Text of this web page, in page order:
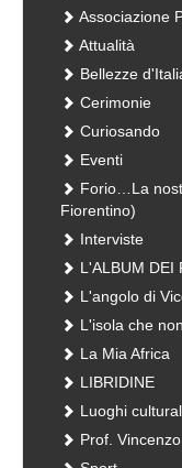
Associazione
Attualità
Bellezze
Cerimonie
Curiosando
Eventi
Forio…La
Fiorentino)
Interviste
L'ALBUM DEI
L'angolo di
L'isola che
La Mia Africa
LIBRIDINE
Luoghi
Prof.